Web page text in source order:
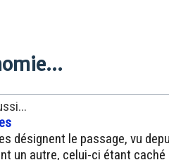
désignent le passage, vu
un autre, celui-ci étant caché